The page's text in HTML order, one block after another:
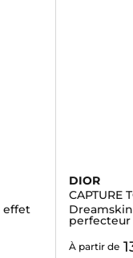
effet
DIOR
CAPTURE
perfecteur
À partir de